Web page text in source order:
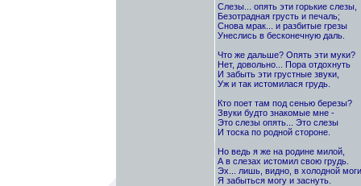
Слезы... опять эти горькие слезы,
Безотрадная грусть и печаль;
Снова мрак... и разбитые грезы
Унеслись в бесконечную даль.
Что же дальше? Опять эти муки?
Нет, довольно... Пора отдохнуть
И забыть эти грустные звуки,
Уж и так истомилася грудь.
Кто поет там под сенью березы?
Звуки будто знакомые мне -
Это слезы опять... Это слезы
И тоска по родной стороне.
Но ведь я же на родине милой,
А в слезах истомил свою грудь.
Эх... лишь, видно, в холодной
Я забыться могу и заснуть.